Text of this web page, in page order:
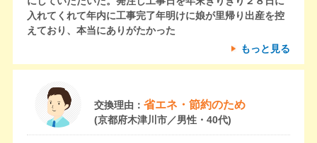
入れてくれて年内に工事完了年明けに娘が里帰り出産を控
えており、本当にありがたかった
もっと見る
交換理由： 省エネ・節約のため
(京都府木津川市／男性・40代)